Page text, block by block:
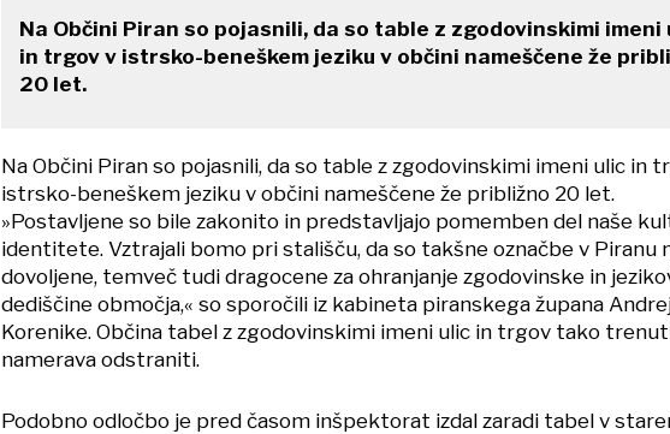
Na Občini Piran so pojasnili, da so table z zgodovinskimi imeni
in trgov v istrsko-beneškem jeziku v občini nameščene že
20 let.
Na Občini Piran so pojasnili, da so table z zgodovinskimi imeni ulic in
istrsko-beneškem jeziku v občini nameščene že približno 20 let.
»Postavljene so bile zakonito in predstavljajo pomemben del naše
identitete. Vztrajali bomo pri stališču, da so takšne označbe v Piranu
dovoljene, temveč tudi dragocene za ohranjanje zgodovinske in
dediščine območja,« so sporočili iz kabineta piranskega župana
Korenike. Občina tabel z zgodovinskimi imeni ulic in trgov tako
namerava odstraniti.
Podobno odločbo je pred časom inšpektorat izdal zaradi tabel v